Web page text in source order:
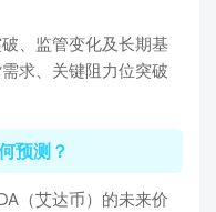
、监管变化及长期基
求、关键阻力位突破
预测？
（艾达币）的未来价